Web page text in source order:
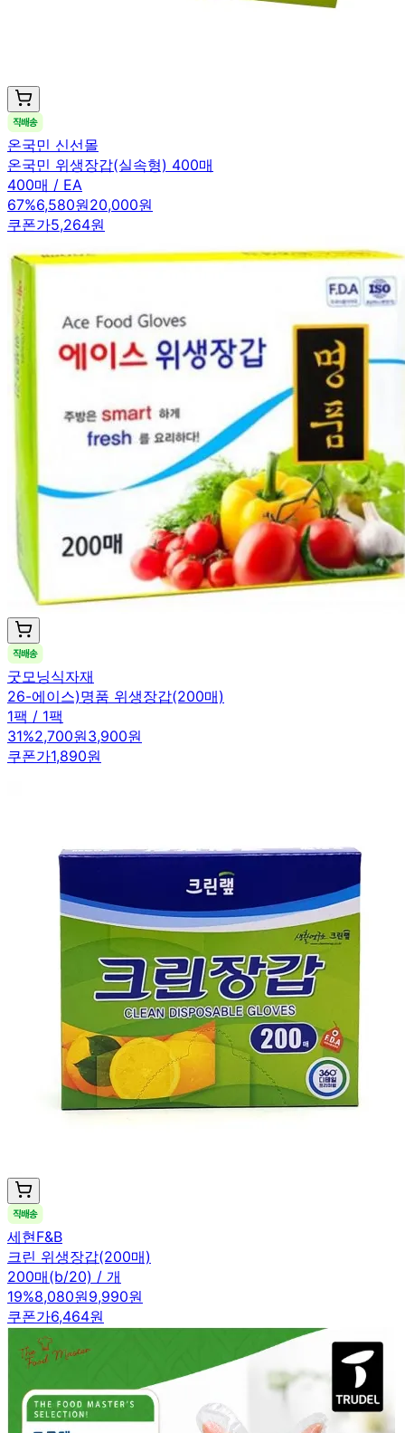
온국민 신선몰
온국민 위생장갑(실속형) 400매
400매 / EA
67%6,580원20,000원
쿠폰가5,264원
굿모닝식자재
26-에이스)명품 위생장갑(200매)
1팩 / 1팩
31%2,700원3,900원
쿠폰가1,890원
세현F&B
크린 위생장갑(200매)
200매(b/20) / 개
19%8,080원9,990원
쿠폰가6,464원